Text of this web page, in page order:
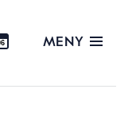
MENY